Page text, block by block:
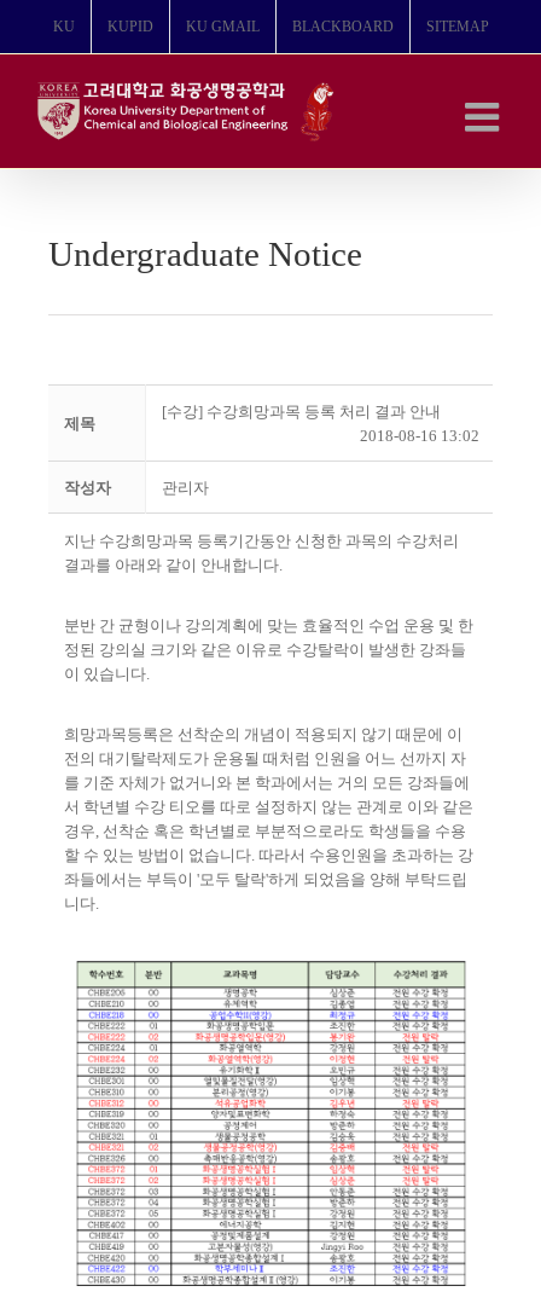
뛰
KU KUPID KU GMAIL BLACKBOARD SITEMAP
Undergraduate Notice
제목
[수강] 수강희망과목 등록 처리 결과 안내
2018-08-16 13:02
작성자 관리자
지난 수강희망과목 등록기간동안 신청한 과목의 수강처리
결과를 아래와 같이 안내합니다.
분반 간 균형이나 강의계획에 맞는 효율적인 수업 운용 및 한
정된 강의실 크기와 같은 이유로 수강탈락이 발생한 강좌들
이 있습니다.
희망과목등록은 선착순의 개념이 적용되지 않기 때문에 이
전의 대기탈락제도가 운용될 때처럼 인원을 어느 선까지 자
를 기준 자체가 없거니와 본 학과에서는 거의 모든 강좌들에
서 학년별 수강 티오를 따로 설정하지 않는 관계로 이와 같은
경우, 선착순 혹은 학년별로 부분적으로라도 학생들을 수용
할 수 있는 방법이 없습니다. 따라서 수용인원을 초과하는 강
좌들에서는 부득이 '모두 탈락'하게 되었음을 양해 부탁드립
니다.